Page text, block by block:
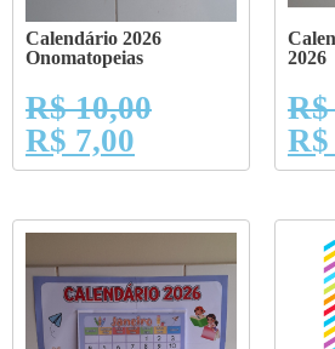
Calendário 2026
Onomatopeias
R$10,00
R$ 7,00
2026
R$
R$